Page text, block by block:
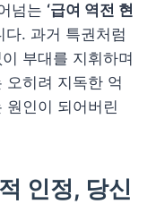
넘는 ‘급여 역전 현
. 과거 특권처럼
부대를 지휘하며
오히려 지독한 억
원인이 되어버린
인정, 당신